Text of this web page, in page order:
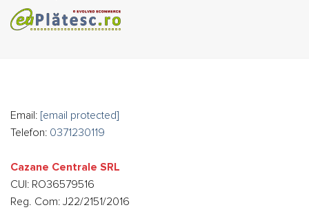
Email: [email protected]
Telefon: 0371230119
Cazane Centrale SRL
CUI: RO36579516
Reg. Com: J22/2151/2016